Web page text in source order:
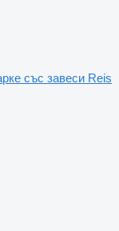
със завеси Reis